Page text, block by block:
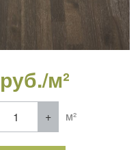
руб./м²
м²